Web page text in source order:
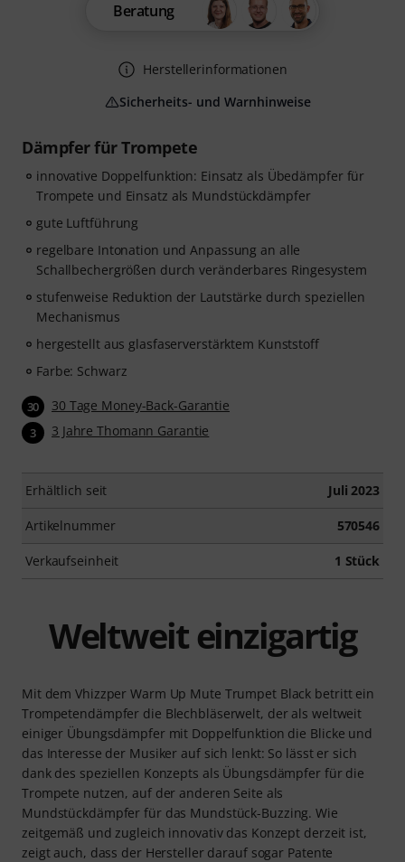
Dämpfer für Trompete
innovative Doppelfunktion: Einsatz als Übedämpfer für
Trompete und Einsatz als Mundstückdämpfer
gute Luftführung
regelbare Intonation und Anpassung an alle
Schallbechergrößen durch veränderbares Ringesystem
stufenweise Reduktion der Lautstärke durch speziellen
Mechanismus
hergestellt aus glasfaserverstärktem Kunststoff
Farbe: Schwarz
30 30 Tage Money-Back-Garantie
3 3 Jahre Thomann Garantie
Erhältlich seit Juli 2023
Artikelnummer 570546
Verkaufseinheit 1 Stück
Beratung
Herstellerinformationen
Sicherheits- und Warnhinweise
Weltweit einzigartig
Mit dem Vhizzper Warm Up Mute Trumpet Black betritt ein
Trompetendämpfer die Blechbläserwelt, der als weltweit
einiger Übungsdämpfer mit Doppelfunktion die Blicke und
das Interesse der Musiker auf sich lenkt: So lässt er sich
dank des speziellen Konzepts als Übungsdämpfer für die
Trompete nutzen, auf der anderen Seite als
Mundstückdämpfer für das Mundstück-Buzzing. Wie
zeitgemäß und zugleich innovativ das Konzept derzeit ist,
zeigt auch, dass der Hersteller darauf sogar Patente